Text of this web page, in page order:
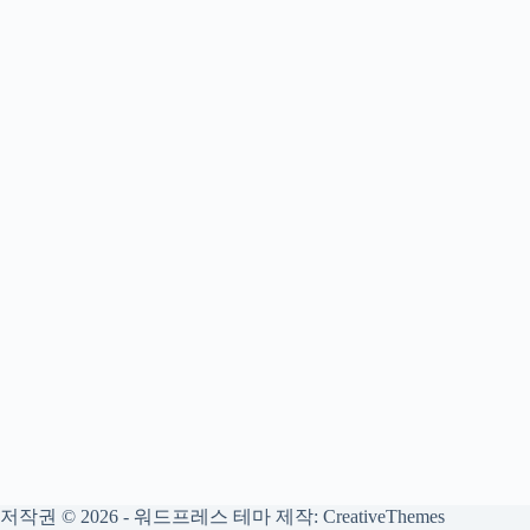
저작권 © 2026 - 워드프레스 테마 제작: CreativeThemes